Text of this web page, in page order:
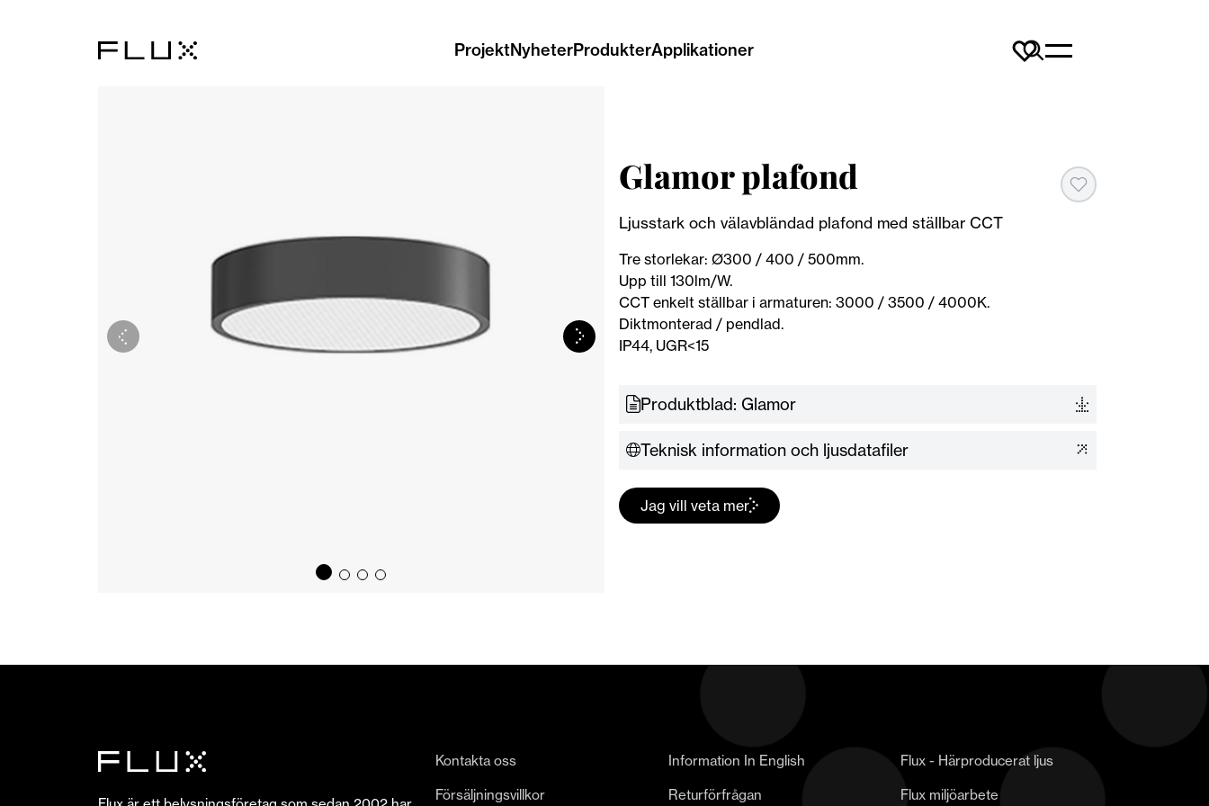
ProjektNyheterProdukterApplikationer
Glamor plafond
Ljusstark och välavbländad plafond med ställbar CCT
Tre storlekar: Ø300 / 400 / 500mm.
Upp till 130lm/W.
CCT enkelt ställbar i armaturen: 3000 / 3500 / 4000K.
Diktmonterad / pendlad.
IP44, UGR<15
Produktblad: Glamor
Teknisk information och ljusdatafiler
Jag vill veta mer
Kontakta oss Information In English
Flux - Härproducerat ljus
Försäljningsvillkor
Returförfrågan Flux miljöarbete